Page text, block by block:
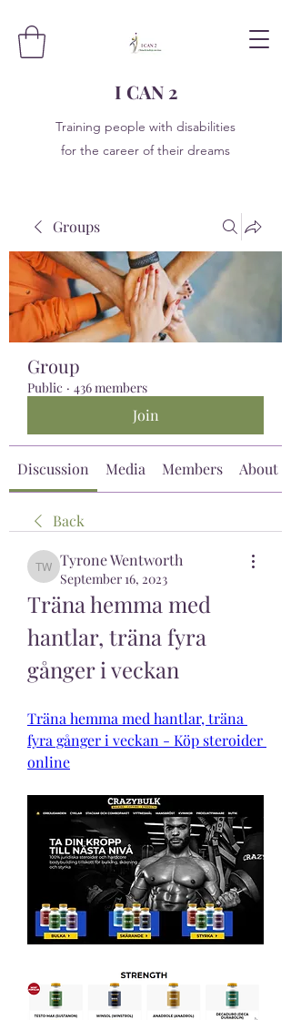
I CAN 2
Training people with disabilities
for the career of their dreams
Groups
Group
Public · 436 members
Join
Discussion Media Members About
Back
Tyrone Wentworth
Tyrone Wentworth
September 16, 2023
Träna hemma med
hantlar, träna fyra
gånger i veckan
Träna hemma med hantlar, träna
fyra gånger i veckan - Köp steroider
online